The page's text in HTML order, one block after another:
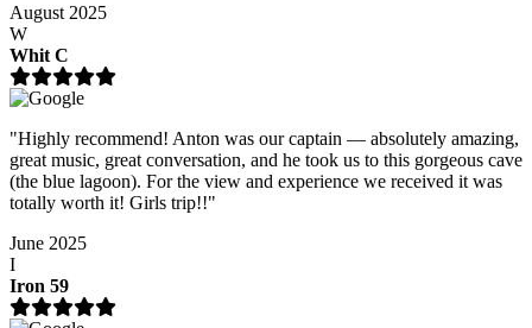
August 2025
W
Whit C
"Highly recommend! Anton was our captain — absolutely amazing,
great music, great conversation, and he took us to this gorgeous cave
(the blue lagoon). For the view and experience we received it was
totally worth it! Girls trip!!"
June 2025
I
Iron 59